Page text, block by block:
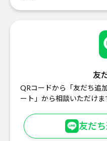
友
QRコードから「友だち追
ート」から相談いただけま
友だ